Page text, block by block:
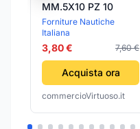
MM.5X10 PZ 10
Forniture Nautiche
Italiana
3,80 € 7,60 €
Acquista ora
commercioVirtuoso.it